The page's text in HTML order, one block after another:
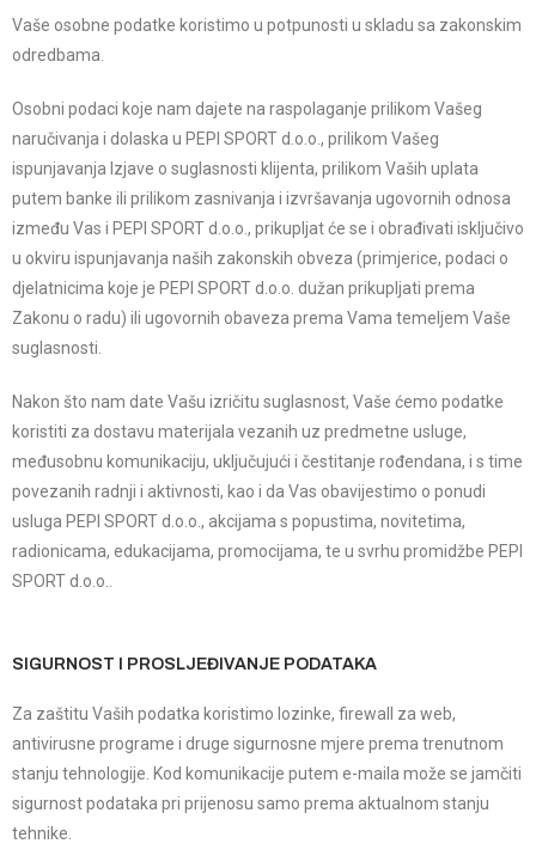
Vaše osobne podatke koristimo u potpunosti u skladu sa zakonskim
odredbama.
Osobni podaci koje nam dajete na raspolaganje prilikom Vašeg
naručivanja i dolaska u PEPI SPORT d.o.o., prilikom Vašeg
ispunjavanja Izjave o suglasnosti klijenta, prilikom Vaših uplata
putem banke ili prilikom zasnivanja i izvršavanja ugovornih odnosa
između Vas i PEPI SPORT d.o.o., prikupljat će se i obrađivati isključivo
u okviru ispunjavanja naših zakonskih obveza (primjerice, podaci o
djelatnicima koje je PEPI SPORT d.o.o. dužan prikupljati prema
Zakonu o radu) ili ugovornih obaveza prema Vama temeljem Vaše
suglasnosti.
Nakon što nam date Vašu izričitu suglasnost, Vaše ćemo podatke
koristiti za dostavu materijala vezanih uz predmetne usluge,
međusobnu komunikaciju, uključujući i čestitanje rođendana, i s time
povezanih radnji i aktivnosti, kao i da Vas obavijestimo o ponudi
usluga PEPI SPORT d.o.o., akcijama s popustima, novitetima,
radionicama, edukacijama, promocijama, te u svrhu promidžbe PEPI
SPORT d.o.o..
SIGURNOST I PROSLJEĐIVANJE PODATAKA
Za zaštitu Vaših podatka koristimo lozinke, firewall za web,
antivirusne programe i druge sigurnosne mjere prema trenutnom
stanju tehnologije. Kod komunikacije putem e-maila može se jamčiti
sigurnost podataka pri prijenosu samo prema aktualnom stanju
tehnike.